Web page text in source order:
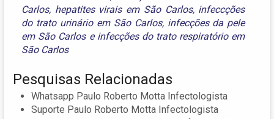
Carlos, hepatites virais em São Carlos, infeccções
do trato urinário em São Carlos, infecções da pele
em São Carlose infecções do trato respiratório em
São Carlos
Pesquisas Relacionadas
Whatsapp Paulo Roberto Motta Infectologista
Suporte Paulo Roberto Motta Infectologista